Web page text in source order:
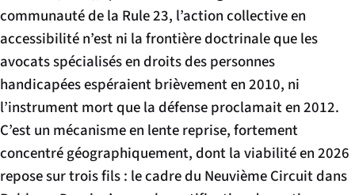
communauté de la Rule 23, l’action collective en
accessibilité n’est ni la frontière doctrinale que les
avocats spécialisés en droits des personnes
handicapées espéraient brièvement en 2010, ni
l’instrument mort que la défense proclamait en 2012.
C’est un mécanisme en lente reprise, fortement
concentré géographiquement, dont la viabilité en 2026
repose sur trois fils : le cadre du Neuvième Circuit dans